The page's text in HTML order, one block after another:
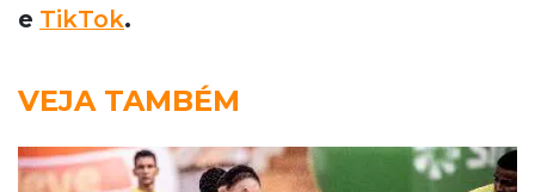
e TikTok.
VEJA TAMBÉM